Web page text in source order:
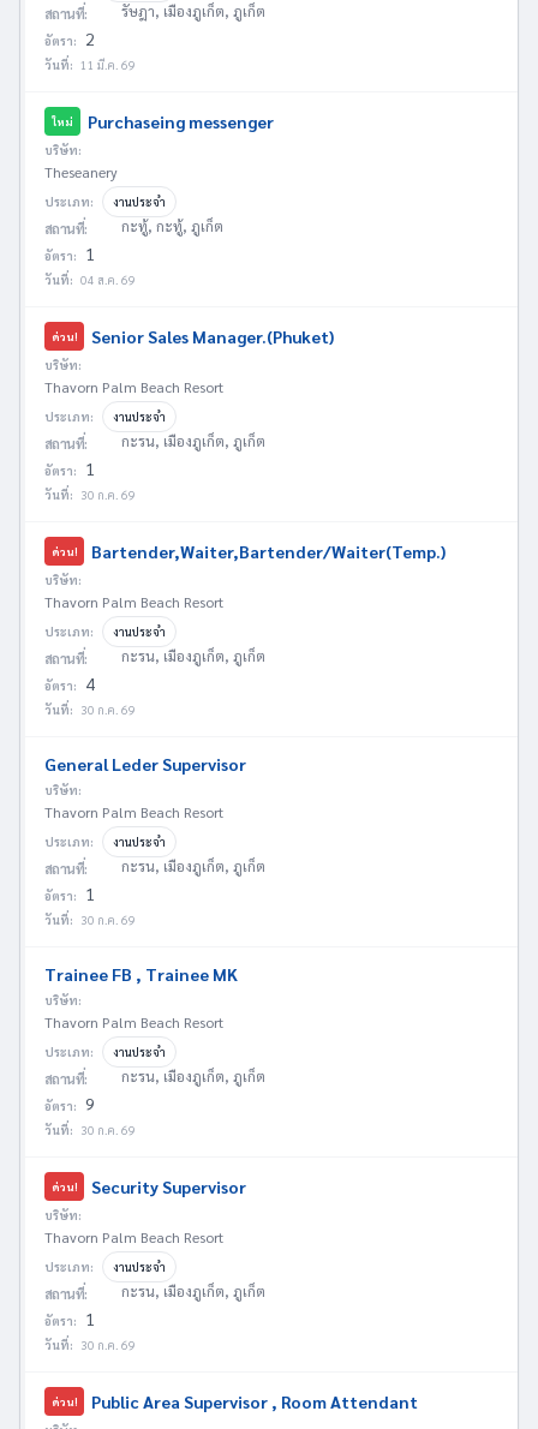
สถานที่: รัษฎา, เมืองภูเก็ต, ภูเก็ต
อัตรา: 2
วันที่: 11 มี.ค. 69
ใหม่ Purchaseing messenger
บริษัท:
Theseanery
ประเภท: งานประจำ
สถานที่: กะทู้, กะทู้, ภูเก็ต
อัตรา: 1
วันที่: 04 ส.ค. 69
ด่วน! Senior Sales Manager.(Phuket)
บริษัท:
Thavorn Palm Beach Resort
ประเภท: งานประจำ
สถานที่: กะรน, เมืองภูเก็ต, ภูเก็ต
อัตรา: 1
วันที่: 30 ก.ค. 69
ด่วน! Bartender,Waiter,Bartender/Waiter(Temp.)
บริษัท:
Thavorn Palm Beach Resort
ประเภท: งานประจำ
สถานที่: กะรน, เมืองภูเก็ต, ภูเก็ต
อัตรา: 4
วันที่: 30 ก.ค. 69
General Leder Supervisor
บริษัท:
Thavorn Palm Beach Resort
ประเภท: งานประจำ
สถานที่: กะรน, เมืองภูเก็ต, ภูเก็ต
อัตรา: 1
วันที่: 30 ก.ค. 69
Trainee FB , Trainee MK
บริษัท:
Thavorn Palm Beach Resort
ประเภท: งานประจำ
สถานที่: กะรน, เมืองภูเก็ต, ภูเก็ต
อัตรา: 9
วันที่: 30 ก.ค. 69
ด่วน! Security Supervisor
บริษัท:
Thavorn Palm Beach Resort
ประเภท: งานประจำ
สถานที่: กะรน, เมืองภูเก็ต, ภูเก็ต
อัตรา: 1
วันที่: 30 ก.ค. 69
ด่วน! Public Area Supervisor , Room Attendant